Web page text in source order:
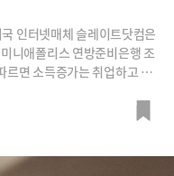
인터넷매체 슬레이트닷컴은
니애폴리스 연방준비은행 조
르면 소득증가는 취업하고 첫
후에도 부자가 되지 못했